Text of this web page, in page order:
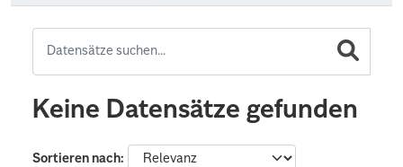
Keine Datensätze gefunden
Sortieren nach